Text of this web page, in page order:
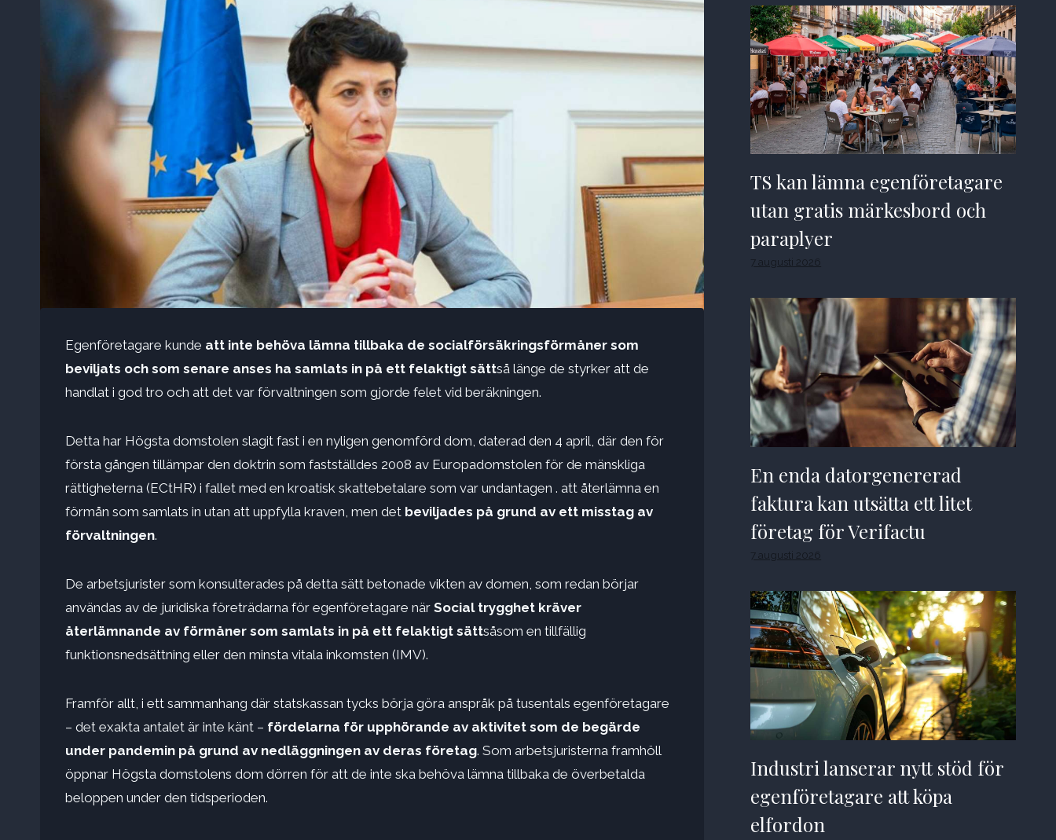
Egenföretagare kunde att inte behöva lämna tillbaka de socialförsäkringsförmåner som
beviljats ​​och som senare anses ha samlats in på ett felaktigt sättså länge de styrker att de
handlat i god tro och att det var förvaltningen som gjorde felet vid beräkningen.
Detta har Högsta domstolen slagit fast i en nyligen genomförd dom, daterad den 4 april, där den för
första gången tillämpar den doktrin som fastställdes 2008 av Europadomstolen för de mänskliga
rättigheterna (ECtHR) i fallet med en kroatisk skattebetalare som var undantagen . att återlämna en
förmån som samlats in utan att uppfylla kraven, men det beviljades på grund av ett misstag av
förvaltningen.
De arbetsjurister som konsulterades på detta sätt betonade vikten av domen, som redan börjar
användas av de juridiska företrädarna för egenföretagare när Social trygghet kräver
återlämnande av förmåner som samlats in på ett felaktigt sättsåsom en tillfällig
funktionsnedsättning eller den minsta vitala inkomsten (IMV).
Framför allt, i ett sammanhang där statskassan tycks börja göra anspråk på tusentals egenföretagare
– det exakta antalet är inte känt – fördelarna för upphörande av aktivitet som de begärde
under pandemin på grund av nedläggningen av deras företag. Som arbetsjuristerna framhöll
öppnar Högsta domstolens dom dörren för att de inte ska behöva lämna tillbaka de överbetalda
beloppen under den tidsperioden.
TS kan lämna egenföretagare
utan gratis märkesbord och
paraplyer
7 augusti 2026
En enda datorgenererad
faktura kan utsätta ett litet
företag för Verifactu
7 augusti 2026
Industri lanserar nytt stöd för
egenföretagare att köpa
elfordon